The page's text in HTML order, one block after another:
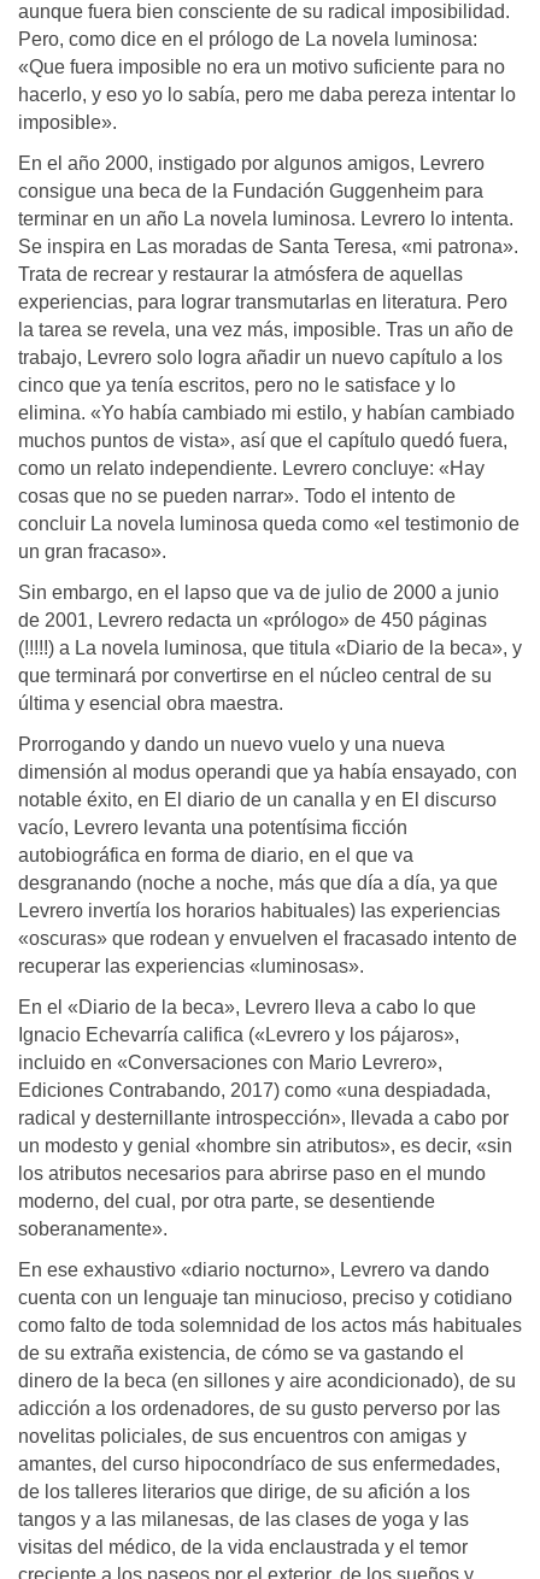
aunque fuera bien consciente de su radical imposibilidad.
Pero, como dice en el prólogo de La novela luminosa:
«Que fuera imposible no era un motivo suficiente para no
hacerlo, y eso yo lo sabía, pero me daba pereza intentar lo
imposible».
En el año 2000, instigado por algunos amigos, Levrero
consigue una beca de la Fundación Guggenheim para
terminar en un año La novela luminosa. Levrero lo intenta.
Se inspira en Las moradas de Santa Teresa, «mi patrona».
Trata de recrear y restaurar la atmósfera de aquellas
experiencias, para lograr transmutarlas en literatura. Pero
la tarea se revela, una vez más, imposible. Tras un año de
trabajo, Levrero solo logra añadir un nuevo capítulo a los
cinco que ya tenía escritos, pero no le satisface y lo
elimina. «Yo había cambiado mi estilo, y habían cambiado
muchos puntos de vista», así que el capítulo quedó fuera,
como un relato independiente. Levrero concluye: «Hay
cosas que no se pueden narrar». Todo el intento de
concluir La novela luminosa queda como «el testimonio de
un gran fracaso».
Sin embargo, en el lapso que va de julio de 2000 a junio
de 2001, Levrero redacta un «prólogo» de 450 páginas
(!!!!!) a La novela luminosa, que titula «Diario de la beca», y
que terminará por convertirse en el núcleo central de su
última y esencial obra maestra.
Prorrogando y dando un nuevo vuelo y una nueva
dimensión al modus operandi que ya había ensayado, con
notable éxito, en El diario de un canalla y en El discurso
vacío, Levrero levanta una potentísima ficción
autobiográfica en forma de diario, en el que va
desgranando (noche a noche, más que día a día, ya que
Levrero invertía los horarios habituales) las experiencias
«oscuras» que rodean y envuelven el fracasado intento de
recuperar las experiencias «luminosas».
En el «Diario de la beca», Levrero lleva a cabo lo que
Ignacio Echevarría califica («Levrero y los pájaros»,
incluido en «Conversaciones con Mario Levrero»,
Ediciones Contrabando, 2017) como «una despiadada,
radical y desternillante introspección», llevada a cabo por
un modesto y genial «hombre sin atributos», es decir, «sin
los atributos necesarios para abrirse paso en el mundo
moderno, del cual, por otra parte, se desentiende
soberanamente».
En ese exhaustivo «diario nocturno», Levrero va dando
cuenta con un lenguaje tan minucioso, preciso y cotidiano
como falto de toda solemnidad de los actos más habituales
de su extraña existencia, de cómo se va gastando el
dinero de la beca (en sillones y aire acondicionado), de su
adicción a los ordenadores, de su gusto perverso por las
novelitas policiales, de sus encuentros con amigas y
amantes, del curso hipocondríaco de sus enfermedades,
de los talleres literarios que dirige, de su afición a los
tangos y a las milanesas, de las clases de yoga y las
visitas del médico, de la vida enclaustrada y el temor
creciente a los paseos por el exterior, de los sueños y